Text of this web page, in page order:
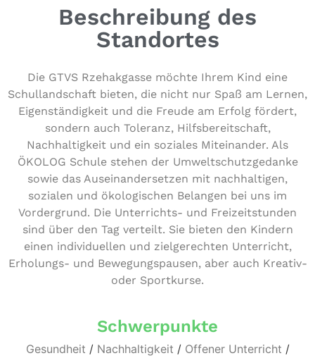
Beschreibung des
Standortes
Die GTVS Rze­hak­gas­se möchte Ihrem Kind eine
Schul­land­schaft bieten, die nicht nur Spaß am Lernen,
Eigen­stän­dig­keit und die Freude am Erfolg fördert,
sondern auch Toleranz, Hilfs­be­reit­schaft,
Nach­hal­tig­keit und ein soziales Mit­ein­an­der. Als
ÖKOLOG Schule stehen der Umwelt­schutz­ge­dan­ke
sowie das Aus­ein­an­der­set­zen mit nach­hal­ti­gen,
sozialen und öko­lo­gi­schen Belangen bei uns im
Vor­der­grund. Die Unter­richts- und Frei­zeit­stun­den
sind über den Tag verteilt. Sie bieten den Kindern
einen indi­vi­du­el­len und ziel­ge­rech­ten Unter­richt,
Erholungs- und Bewe­gungs­pau­sen, aber auch Kreativ-
oder Sportkurse.
Schwerpunkte
Gesundheit / Nachhaltigkeit / Offener Unterricht /